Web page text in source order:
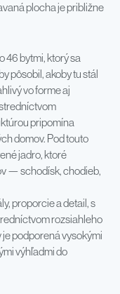
plocha je približne
46 bytmi, ktorý sa
pôsobil, akoby tu stál
vo forme aj
pripomína
domov. Pod touto
jadro, ktoré
— schodísk, chodieb,
proporcie a detail, s
rozsiahleho
podporená vysokými
výhľadmi do